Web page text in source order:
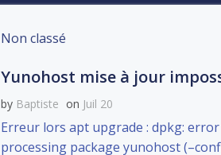
Non classé
Yunohost mise à jour
by Baptiste on Juil 20
Erreur lors apt upgrade : dpkg: error
processing package yunohost